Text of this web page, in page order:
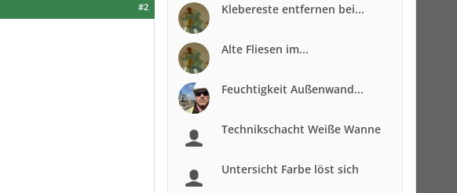
#2 Klebereste entfernen bei...
Alte Fliesen im...
Feuchtigkeit Außenwand...
Technikschacht Weiße Wanne
Untersicht Farbe löst sich